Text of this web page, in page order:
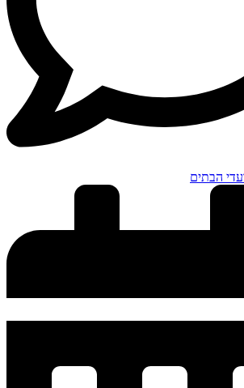
הבתים